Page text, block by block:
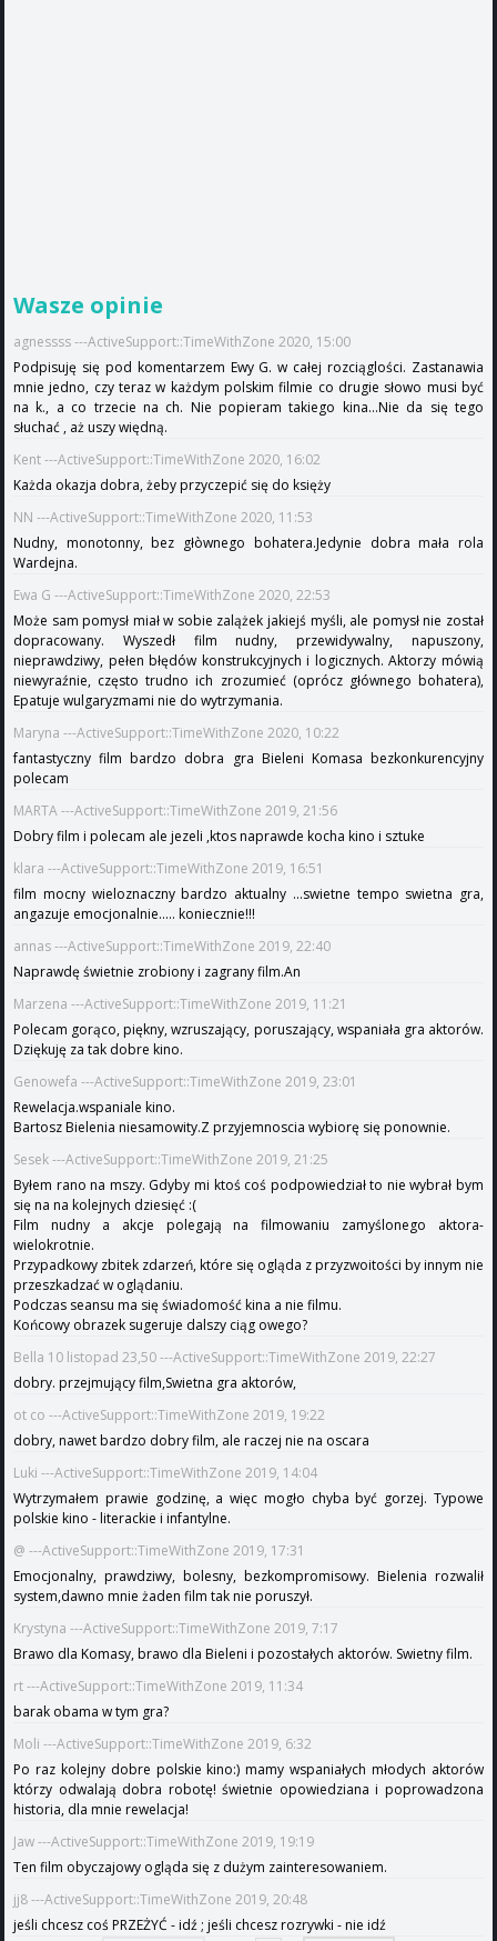
Wasze opinie
agnessss ---ActiveSupport::TimeWithZone 2020, 15:00
Podpisuję się pod komentarzem Ewy G. w całej rozciąglości. Zastanawia
mnie jedno, czy teraz w każdym polskim filmie co drugie słowo musi być
na k., a co trzecie na ch. Nie popieram takiego kina...Nie da się tego
słuchać , aż uszy więdną.
Kent ---ActiveSupport::TimeWithZone 2020, 16:02
Każda okazja dobra, żeby przyczepić się do księży
NN ---ActiveSupport::TimeWithZone 2020, 11:53
Nudny, monotonny, bez głòwnego bohatera.Jedynie dobra mała rola
Wardejna.
Ewa G ---ActiveSupport::TimeWithZone 2020, 22:53
Może sam pomysł miał w sobie zalążek jakiejś myśli, ale pomysł nie został
dopracowany. Wyszedł film nudny, przewidywalny, napuszony,
nieprawdziwy, pełen błędów konstrukcyjnych i logicznych. Aktorzy mówią
niewyraźnie, często trudno ich zrozumieć (oprócz głównego bohatera),
Epatuje wulgaryzmami nie do wytrzymania.
Maryna ---ActiveSupport::TimeWithZone 2020, 10:22
fantastyczny film bardzo dobra gra Bieleni Komasa bezkonkurencyjny
polecam
MARTA ---ActiveSupport::TimeWithZone 2019, 21:56
Dobry film i polecam ale jezeli ,ktos naprawde kocha kino i sztuke
klara ---ActiveSupport::TimeWithZone 2019, 16:51
film mocny wieloznaczny bardzo aktualny ...swietne tempo swietna gra,
angazuje emocjonalnie..... koniecznie!!!
annas ---ActiveSupport::TimeWithZone 2019, 22:40
Naprawdę świetnie zrobiony i zagrany film.An
Marzena ---ActiveSupport::TimeWithZone 2019, 11:21
Polecam gorąco, piękny, wzruszający, poruszający, wspaniała gra aktorów.
Dziękuję za tak dobre kino.
Genowefa ---ActiveSupport::TimeWithZone 2019, 23:01
Rewelacja.wspaniale kino.
Bartosz Bielenia niesamowity.Z przyjemnoscia wybiorę się ponownie.
Sesek ---ActiveSupport::TimeWithZone 2019, 21:25
Byłem rano na mszy. Gdyby mi ktoś coś podpowiedział to nie wybrał bym
się na na kolejnych dziesięć :(
Film nudny a akcje polegają na filmowaniu zamyślonego aktora-
wielokrotnie.
Przypadkowy zbitek zdarzeń, które się ogląda z przyzwoitości by innym nie
przeszkadzać w oglądaniu.
Podczas seansu ma się świadomość kina a nie filmu.
Końcowy obrazek sugeruje dalszy ciąg owego?
Bella 10 listopad 23,50 ---ActiveSupport::TimeWithZone 2019, 22:27
dobry. przejmujący film,Swietna gra aktorów,
ot co ---ActiveSupport::TimeWithZone 2019, 19:22
dobry, nawet bardzo dobry film, ale raczej nie na oscara
Luki ---ActiveSupport::TimeWithZone 2019, 14:04
Wytrzymałem prawie godzinę, a więc mogło chyba być gorzej. Typowe
polskie kino - literackie i infantylne.
@ ---ActiveSupport::TimeWithZone 2019, 17:31
Emocjonalny, prawdziwy, bolesny, bezkompromisowy. Bielenia rozwalił
system,dawno mnie żaden film tak nie poruszył.
Krystyna ---ActiveSupport::TimeWithZone 2019, 7:17
Brawo dla Komasy, brawo dla Bieleni i pozostałych aktorów. Swietny film.
rt ---ActiveSupport::TimeWithZone 2019, 11:34
barak obama w tym gra?
Moli ---ActiveSupport::TimeWithZone 2019, 6:32
Po raz kolejny dobre polskie kino:) mamy wspaniałych młodych aktorów
którzy odwalają dobra robotę! świetnie opowiedziana i poprowadzona
historia, dla mnie rewelacja!
Jaw ---ActiveSupport::TimeWithZone 2019, 19:19
Ten film obyczajowy ogląda się z dużym zainteresowaniem.
jj8 ---ActiveSupport::TimeWithZone 2019, 20:48
jeśli chcesz coś PRZEŻYĆ - idź ; jeśli chcesz rozrywki - nie idź